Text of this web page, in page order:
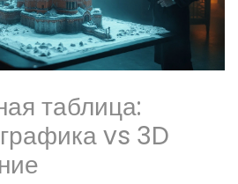
таблица:
vs 3D